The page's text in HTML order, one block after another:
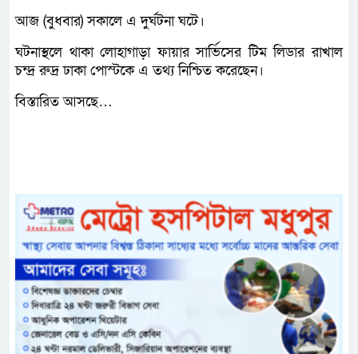
আজ (বুধবার) সকালে এ দুর্ঘটনা ঘটে।
ঘটনাস্থলে থাকা লোহাগাড়া ফায়ার সার্ভিসের টিম লিডার রাখাল
চন্দ্র রুদ্র ঢাকা পোস্টকে এ তথ্য নিশ্চিত করেছেন।
বিস্তারিত আসছে…